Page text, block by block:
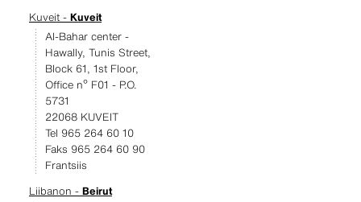
Kuveit - Kuveit
Al-Bahar center -
Hawally, Tunis Street,
Block 61, 1st Floor,
Office nº F01 - P.O.
5731
22068 KUVEIT
Tel 965 264 60 10
Faks 965 264 60 90
Frantsiis
Liibanon - Beirut